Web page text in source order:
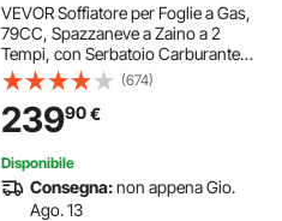
VEVOR Soffiatore per Foglie a Gas,
79CC, Spazzaneve a Zaino a 2
Tempi, con Serbatoio Carburante
da 3 Litri, Volume d'Aria 930 CFM
per Cura del Prato, Pulizia delle
Foglie, Rimozione Neve
(674)
23990€
Disponibile
Consegna:non appena Gio.
Ago. 13